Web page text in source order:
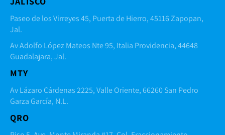
Paseo de los Virreyes 45, Puerta de Hierro, 45116 Zapopan,
Jal.
Av Adolfo López Mateos Nte 95, Italia Providencia, 44648
Guadalajara, Jal.
MTY
Av Lázaro Cárdenas 2225, Valle Oriente, 66260 San Pedro
Garza García, N.L.
QRO